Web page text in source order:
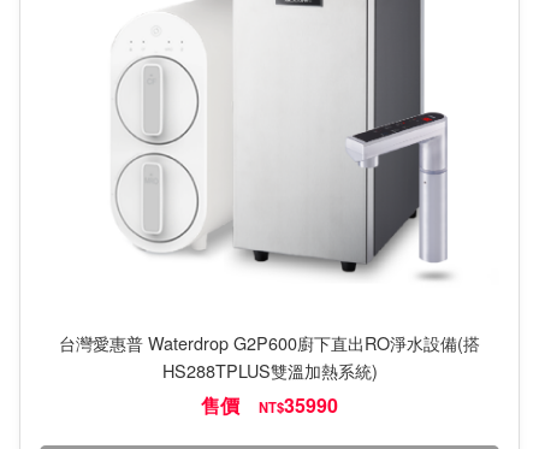
台灣愛惠普 Waterdrop G2P600廚下直出RO淨水設備(搭
HS288TPLUS雙溫加熱系統)
售價 NT$35990